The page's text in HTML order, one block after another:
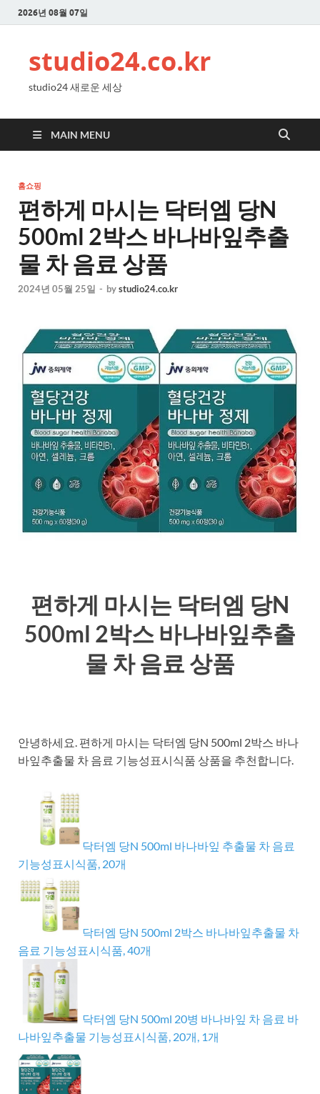
2026년 08월 07일
studio24.co.kr
studio24 새로운 세상
MAIN MENU
홈쇼핑
편하게 마시는 닥터엠 당N
500ml 2박스 바나바잎추출
물 차 음료 상품
2024년 05월 25일 - bystudio24.co.kr
편하게 마시는 닥터엠 당N
500ml 2박스 바나바잎추출
물 차 음료 상품
안녕하세요. 편하게 마시는 닥터엠 당N 500ml 2박스 바나
바잎추출물 차 음료 기능성표시식품 상품을 추천합니다.
닥터엠 당N 500ml 바나바잎 추출물 차 음료
기능성표시식품, 20개
닥터엠 당N 500ml 2박스 바나바잎추출물 차
음료 기능성표시식품, 40개
닥터엠 당N 500ml 20병 바나바잎 차 음료 바
나바잎추출물 기능성표시식품, 20개, 1개